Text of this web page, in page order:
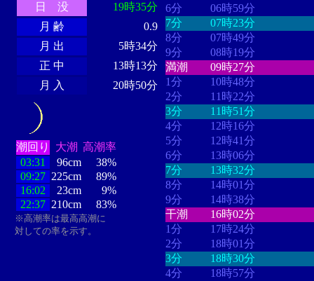
日 没
19時35分
月 齢
0.9
月 出
5時34分
正 中
13時13分
月 入
20時50分
潮回り 大潮 高潮率
03:31
96cm
38%
09:27 225cm
89%
16:02
23cm
9%
22:37 210cm 83%
※高潮率は最高高潮に
対しての率を示す。
6分
06時59分
7分
07時23分
8分
07時49分
9分
08時19分
満潮
09時27分
1分
10時48分
2分
11時22分
3分
11時51分
4分
12時16分
5分
12時41分
6分
13時06分
7分
13時32分
8分
14時01分
9分
14時38分
干潮
16時02分
1分
17時24分
2分
18時01分
3分
18時30分
4分
18時57分